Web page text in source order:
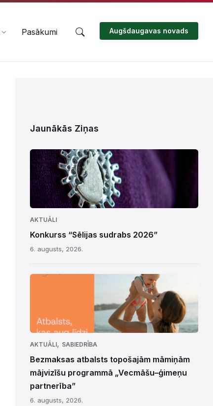
Pasākumi Augšdaugavas novads
Jaunākās Ziņas
AKTUĀLI
Konkurss “Sēlijas sudrabs 2026”
6. augusts, 2026.
AKTUĀLI, SABIEDRĪBA
Bezmaksas atbalsts topošajām māmiņām
mājvizīšu programmā „Vecmāšu–ģimeņu
partnerība”
6. augusts, 2026.